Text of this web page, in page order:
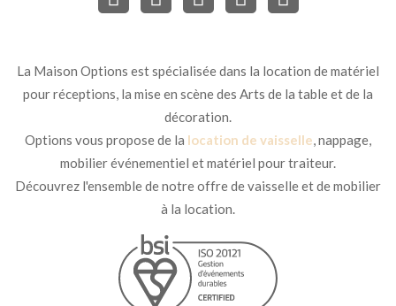
La Maison Options est spécialisée dans la location de matériel
pour réceptions, la mise en scène des Arts de la table et de la
décoration.
Options vous propose de la location de vaisselle, nappage,
mobilier événementiel et matériel pour traiteur.
Découvrez l'ensemble de notre offre de vaisselle et de mobilier
à la location.